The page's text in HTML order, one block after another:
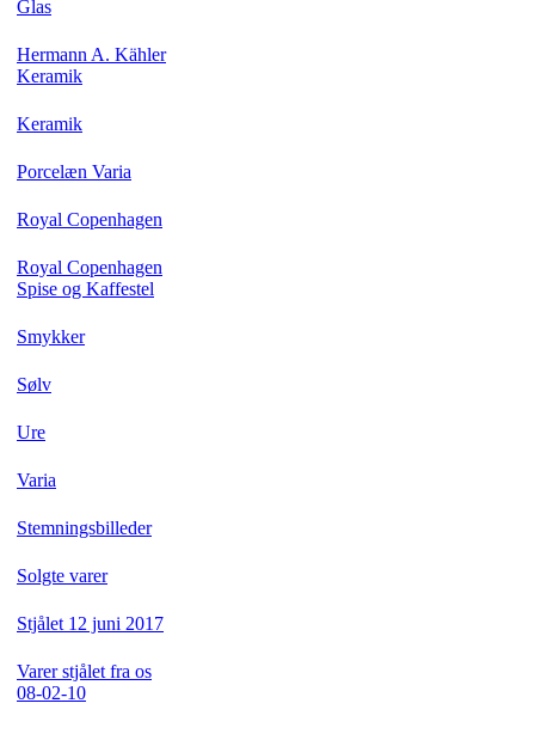
Glas
Hermann A. Kähler
Keramik
Keramik
Porcelæn Varia
Royal Copenhagen
Royal Copenhagen
Spise og Kaffestel
Smykker
Sølv
Ure
Varia
Stemningsbilleder
Solgte varer
Stjålet 12 juni 2017
Varer stjålet fra os
08-02-10